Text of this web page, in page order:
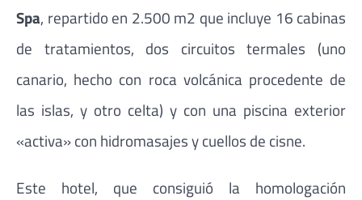
Spa, repartido en 2.500 m2 que incluye 16 cabinas
de tratamientos, dos circuitos termales (uno
canario, hecho con roca volcánica procedente de
las islas, y otro celta) y con una piscina exterior
«activa» con hidromasajes y cuellos de cisne.
Este hotel, que consiguió la homologación